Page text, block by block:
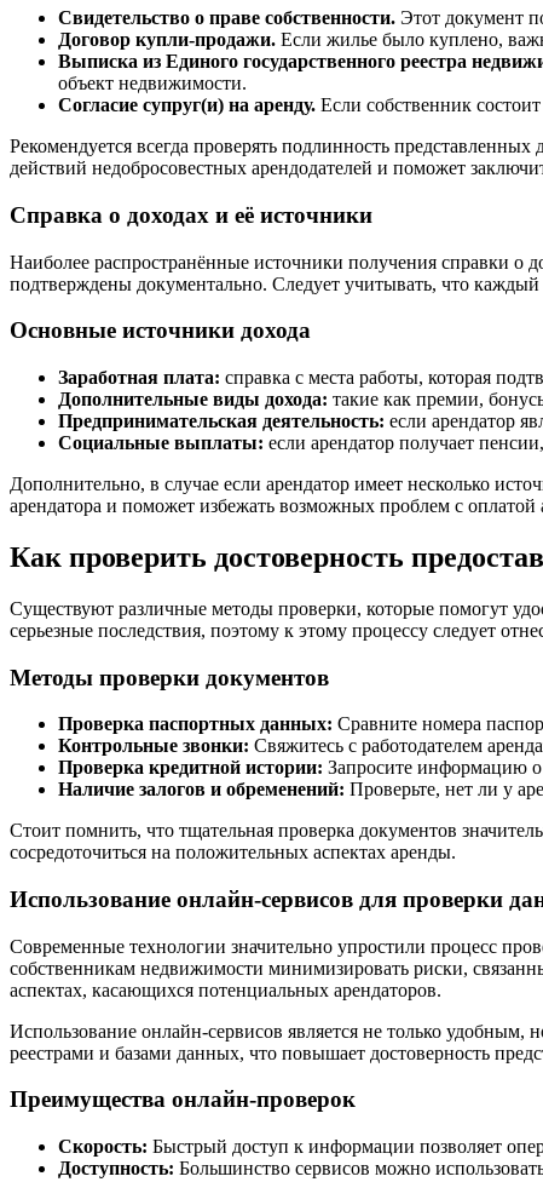
Свидетельство о праве собственности. Этот документ
Договор купли-продажи. Если жилье было куплено,
Выписка из Единого государственного реестра
объект недвижимости.
Согласие супруг(и) на аренду. Если собственник
Рекомендуется всегда проверять подлинность
действий недобросовестных арендодателей и поможет
Справка о доходах и её источники
Наиболее распространённые источники получения справки о
подтверждены документально. Следует учитывать, что
Основные источники дохода
Заработная плата: справка с места работы, которая
Дополнительные виды дохода: такие как премии,
Предпринимательская деятельность: если арендатор
Социальные выплаты: если арендатор получает
Дополнительно, в случае если арендатор имеет несколько
арендатора и поможет избежать возможных проблем с
Как проверить достоверность
Существуют различные методы проверки, которые помогут
серьезные последствия, поэтому к этому процессу следует
Методы проверки документов
Проверка паспортных данных: Сравните номера
Контрольные звонки: Свяжитесь с работодателем
Проверка кредитной истории: Запросите информацию о
Наличие залогов и обременений: Проверьте, нет ли у
Стоит помнить, что тщательная проверка документов
сосредоточиться на положительных аспектах аренды.
Использование онлайн-сервисов для проверки
Современные технологии значительно упростили процесс
собственникам недвижимости минимизировать риски,
аспектах, касающихся потенциальных арендаторов.
Использование онлайн-сервисов является не только
реестрами и базами данных, что повышает достоверность
Преимущества онлайн-проверок
Скорость: Быстрый доступ к информации позволяет
Доступность: Большинство сервисов можно